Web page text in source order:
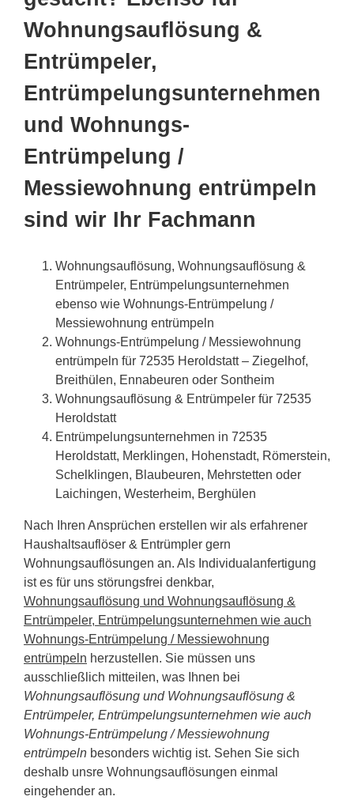
Wohnungsauflösung &
Entrümpeler,
Entrümpelungsunternehmen
und Wohnungs-
Entrümpelung /
Messiewohnung entrümpeln
sind wir Ihr Fachmann
Wohnungsauflösung, Wohnungsauflösung &
Entrümpeler, Entrümpelungsunternehmen
ebenso wie Wohnungs-Entrümpelung /
Messiewohnung entrümpeln
Wohnungs-Entrümpelung / Messiewohnung
entrümpeln für 72535 Heroldstatt – Ziegelhof,
Breithülen, Ennabeuren oder Sontheim
Wohnungsauflösung & Entrümpeler für 72535
Heroldstatt
Entrümpelungsunternehmen in 72535
Heroldstatt, Merklingen, Hohenstadt, Römerstein,
Schelklingen, Blaubeuren, Mehrstetten oder
Laichingen, Westerheim, Berghülen
Nach Ihren Ansprüchen erstellen wir als erfahrener
Haushaltsauflöser & Entrümpler gern
Wohnungsauflösungen an. Als Individualanfertigung
ist es für uns störungsfrei denkbar,
Wohnungsauflösung und Wohnungsauflösung &
Entrümpeler, Entrümpelungsunternehmen wie auch
Wohnungs-Entrümpelung / Messiewohnung
entrümpeln herzustellen. Sie müssen uns
ausschließlich mitteilen, was Ihnen bei
Wohnungsauflösung und Wohnungsauflösung &
Entrümpeler, Entrümpelungsunternehmen wie auch
Wohnungs-Entrümpelung / Messiewohnung
entrümpeln besonders wichtig ist. Sehen Sie sich
deshalb unsre Wohnungsauflösungen einmal
eingehender an.